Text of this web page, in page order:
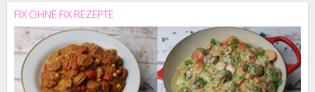
FIX OHNE FIX REZEPTE